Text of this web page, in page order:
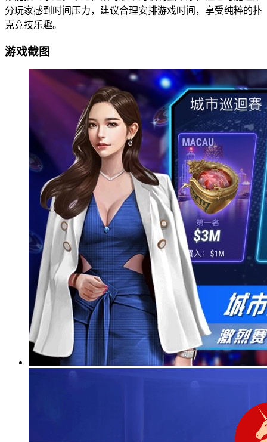
分玩家感到时间压力，建议合理安排游戏时间，享受纯粹的扑
克竞技乐趣。
游戏截图